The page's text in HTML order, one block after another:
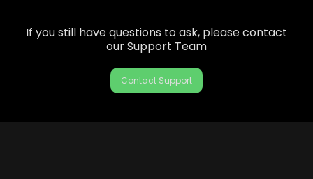
If you still have questions to ask, please contact
our Support Team
Contact Support